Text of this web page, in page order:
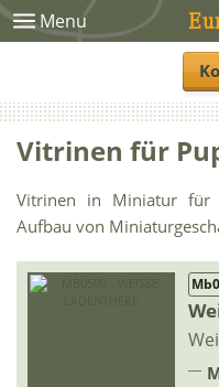
Menu
Vitrinen für
Vitrinen in Miniatur für
Aufbau von